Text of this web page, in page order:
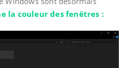
la couleur des fenêtres :